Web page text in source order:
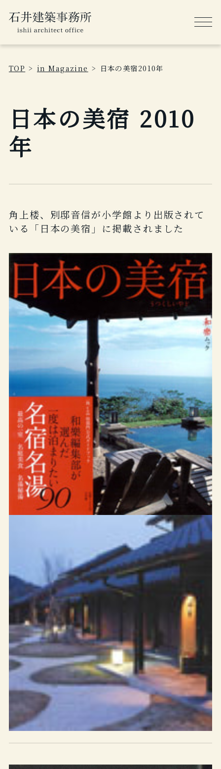
TOP in Magazine 日本の美宿2010年
日本の美宿 2010
年
角上楼、別邸音信が小学館より出版されて
いる「日本の美宿」に掲載されました